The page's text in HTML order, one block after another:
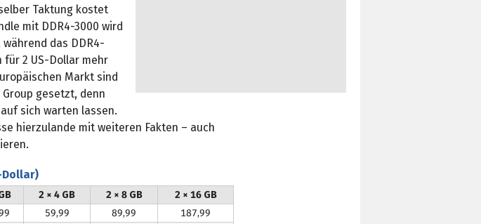
Taktung kostet
mit DDR4-3000 wird
das DDR4-
2 US-Dollar mehr
Markt sind
gesetzt, denn
sich warten lassen.
hierzulande mit weiteren Fakten – auch
Dollar)
2 × 4 GB 2 × 8 GB
2 × 16 GB
59,99 89,99
187,99